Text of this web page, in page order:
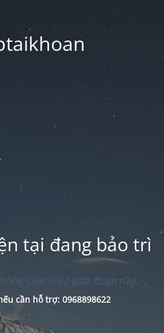
tại đang bảo trì
cảm vì sự gián đoạn này.
cần hỗ trợ: 0968898622